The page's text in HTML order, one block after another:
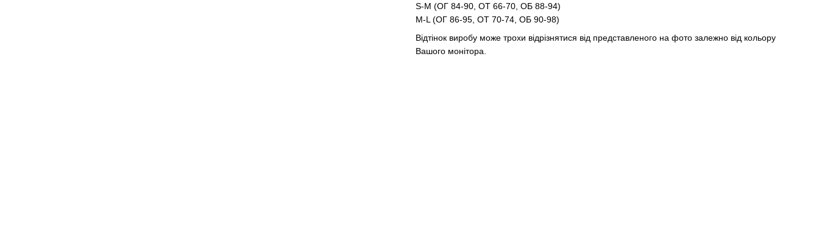
S-M (ОГ 84-90, ОТ 66-70, ОБ 88-94)
M-L (ОГ 86-95, ОТ 70-74, ОБ 90-98)
Відтінок виробу може трохи відрізнятися від представленого на фото залежно від кольору
Вашого монітора.